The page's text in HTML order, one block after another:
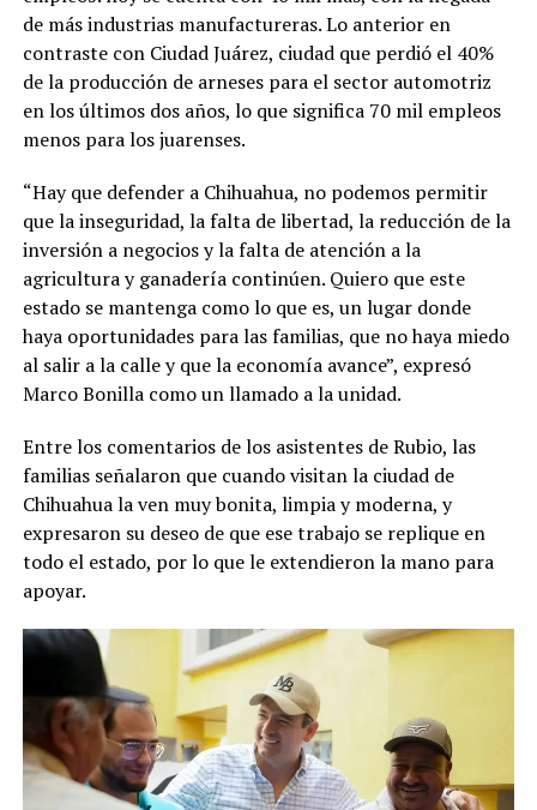
de más industrias manufactureras. Lo anterior en
contraste con Ciudad Juárez, ciudad que perdió el 40%
de la producción de arneses para el sector automotriz
en los últimos dos años, lo que significa 70 mil empleos
menos para los juarenses.
“Hay que defender a Chihuahua, no podemos permitir
que la inseguridad, la falta de libertad, la reducción de la
inversión a negocios y la falta de atención a la
agricultura y ganadería continúen. Quiero que este
estado se mantenga como lo que es, un lugar donde
haya oportunidades para las familias, que no haya miedo
al salir a la calle y que la economía avance”, expresó
Marco Bonilla como un llamado a la unidad.
Entre los comentarios de los asistentes de Rubio, las
familias señalaron que cuando visitan la ciudad de
Chihuahua la ven muy bonita, limpia y moderna, y
expresaron su deseo de que ese trabajo se replique en
todo el estado, por lo que le extendieron la mano para
apoyar.